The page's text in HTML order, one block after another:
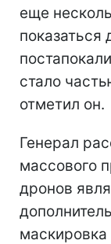
еще
показаться
стало
отметил он.
Генерал
массового
дронов